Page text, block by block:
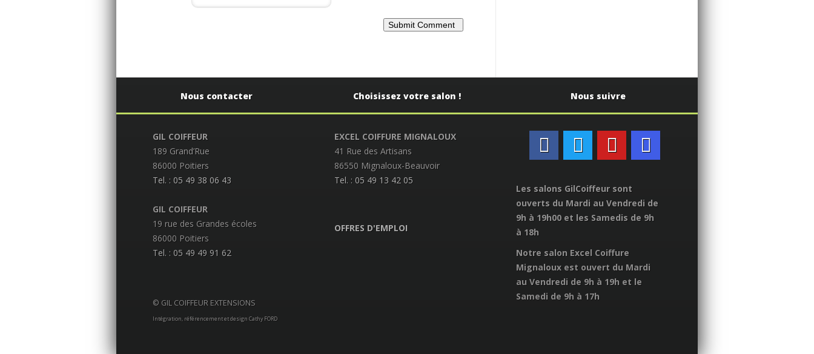
Nous contacter
GIL COIFFEUR
189 Grand’Rue
86000 Poitiers
Tel. : 05 49 38 06 43
GIL COIFFEUR
19 rue des Grandes écoles
86000 Poitiers
Tel. : 05 49 49 91 62
© GIL COIFFEUR EXTENSIONS
Intégration, référencement et design Cathy FORD
Choisissez votre salon !
EXCEL COIFFURE MIGNALOUX
41 Rue des Artisans
86550 Mignaloux-Beauvoir
Tel. : 05 49 13 42 05
OFFRES D'EMPLOI
Nous suivre
Les salons GilCoiffeur sont
ouverts du Mardi au Vendredi de
9h à 19h00 et les Samedis de 9h
à 18h
Notre salon Excel Coiffure
Mignaloux est ouvert du Mardi
au Vendredi de 9h à 19h et le
Samedi de 9h à 17h